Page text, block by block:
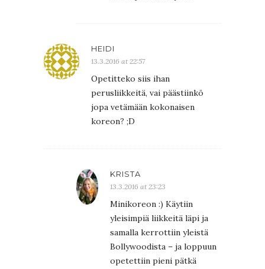
HEIDI
13.3.2016 at 22:57
Opetitteko siis ihan
perusliikkeitä, vai päästiinkö
jopa vetämään kokonaisen
koreon? ;D
KRISTA
13.3.2016 at 23:23
Minikoreon :) Käytiin
yleisimpiä liikkeitä läpi ja
samalla kerrottiin yleistä
Bollywoodista – ja loppuun
opetettiin pieni pätkä